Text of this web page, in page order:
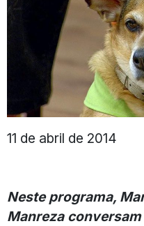
11 de abril de 2014
Neste programa,
Manreza